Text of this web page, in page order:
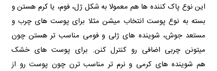
این نوع پاک کننده ها هم معمولا به شکل ژل، فوم، یا کرم هستن و
بسته به نوع پوست انتخاب میشن مثلا برای پوست‌ های چرب و
مستعد جوش، شوینده‌ های ژلی و فومی مناسب‌ تر هستن چون
میتونن چربی اضافی رو کنترل کنن. برای پوست‌ های خشک
هم شوینده‌ های کرمی و نرم‌ تر مناسب‌ ترن چون پوست رو از